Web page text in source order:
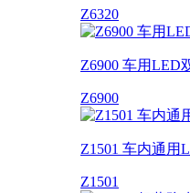
Z6320
Z6900 车用LED
Z6900
Z1501 车内通用
Z1501